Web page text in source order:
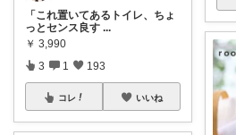
「これ置いてあるトイレ、ちょ
っとセンス良す ...
￥ 3,990
3 1 193
コレ いいね